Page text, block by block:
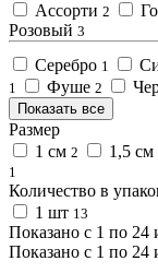
Ассорти 2
Розовый 3
Серебро 1
1 Фуше 2
Показать все
Размер
1 см 2 1,5 см
1
Количество в
1 шт 13
Показано с 1 по 24
Показано с 1 по 24